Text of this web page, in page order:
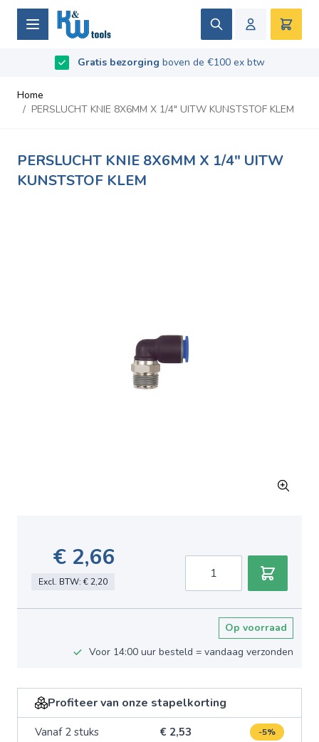
Ga naar de inhoud
Zoek
Gratis bezorging boven de €100 ex btw
B2B / Grotere aantallen bestellen?
vraag naar de
voorwaarden
Beoordeeld met9.5/10- Gebaseerd op 669 recensies
Home
/ PERSLUCHT KNIE 8X6MM X 1/4" UITW KUNSTSTOF KLEM
PERSLUCHT KNIE 8X6MM X 1/4" UITW
KUNSTSTOF KLEM
€ 2,66
Excl. BTW: € 2,20
Op voorraad
Voor 14:00 uur besteld = vandaag verzonden
Profiteer van onze stapelkorting
Vanaf 2 stuks € 2,53 -5%